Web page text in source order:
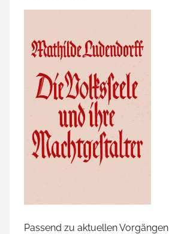
Passend zu aktuellen Vorgängen